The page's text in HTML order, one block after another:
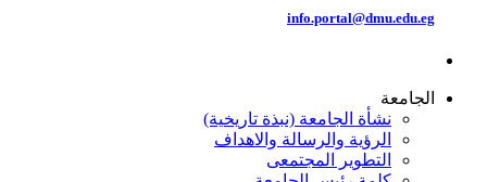
info.portal@dmu.edu.eg
الجامعة
نشأة الجامعة (نبذة تاريخية)
الرؤية والرسالة والاهداف
التطوير المجتمعى